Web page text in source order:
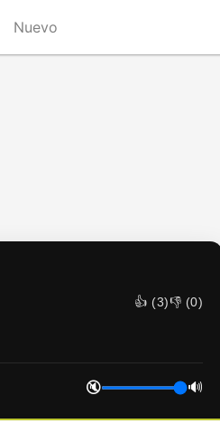
Nuevo
👍 (3)👎 (0)
🔇 🔊